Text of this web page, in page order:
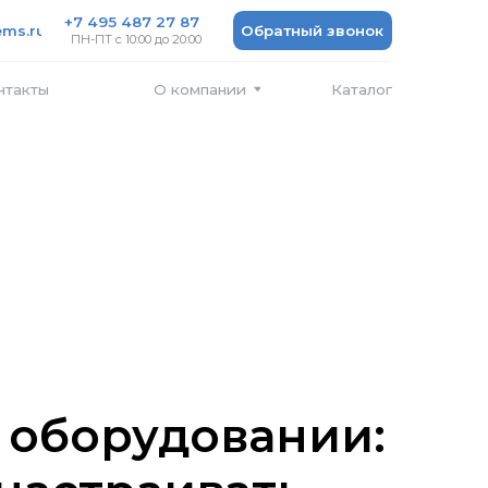
Обратный звонок
487 27 87
до 20:00